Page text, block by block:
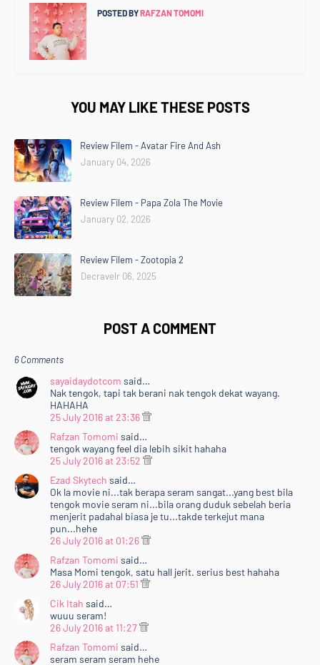
POSTED BYRAFZAN TOMOMI
YOU MAY LIKE THESE POSTS
Review Filem - Avatar Fire And Ash
January 04, 2026
Review Filem - Papa Zola The Movie
January 02, 2026
Review Filem - Zootopia 2
Decravelr 06, 2025
POST A COMMENT
6 Comments
sayaidaydotcom said…
Nak tengok, tapi tak berani nak tengok dekat wayang.
HAHAHA
25 July 2016 at 23:36
Rafzan Tomomi said…
tengok wayang feel dia lebih sikit hahaha
25 July 2016 at 23:52
Ezad Skytech said…
Ok la movie ni...tak berapa seram sangat...yang best bila
tengok movie seram ni...bila orang duduk sebelah beria
menjerit padahal biasa je tu...takde terkejut mana
pun...hehe
26 July 2016 at 01:26
Rafzan Tomomi said…
Masa Momi tengok, satu hall jerit. serius best hahaha
26 July 2016 at 07:51
Cik Itah said…
wuuu seram!
26 July 2016 at 11:27
Rafzan Tomomi said…
seram seram seram hehe